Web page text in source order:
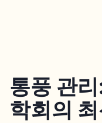
통풍 관
학회의